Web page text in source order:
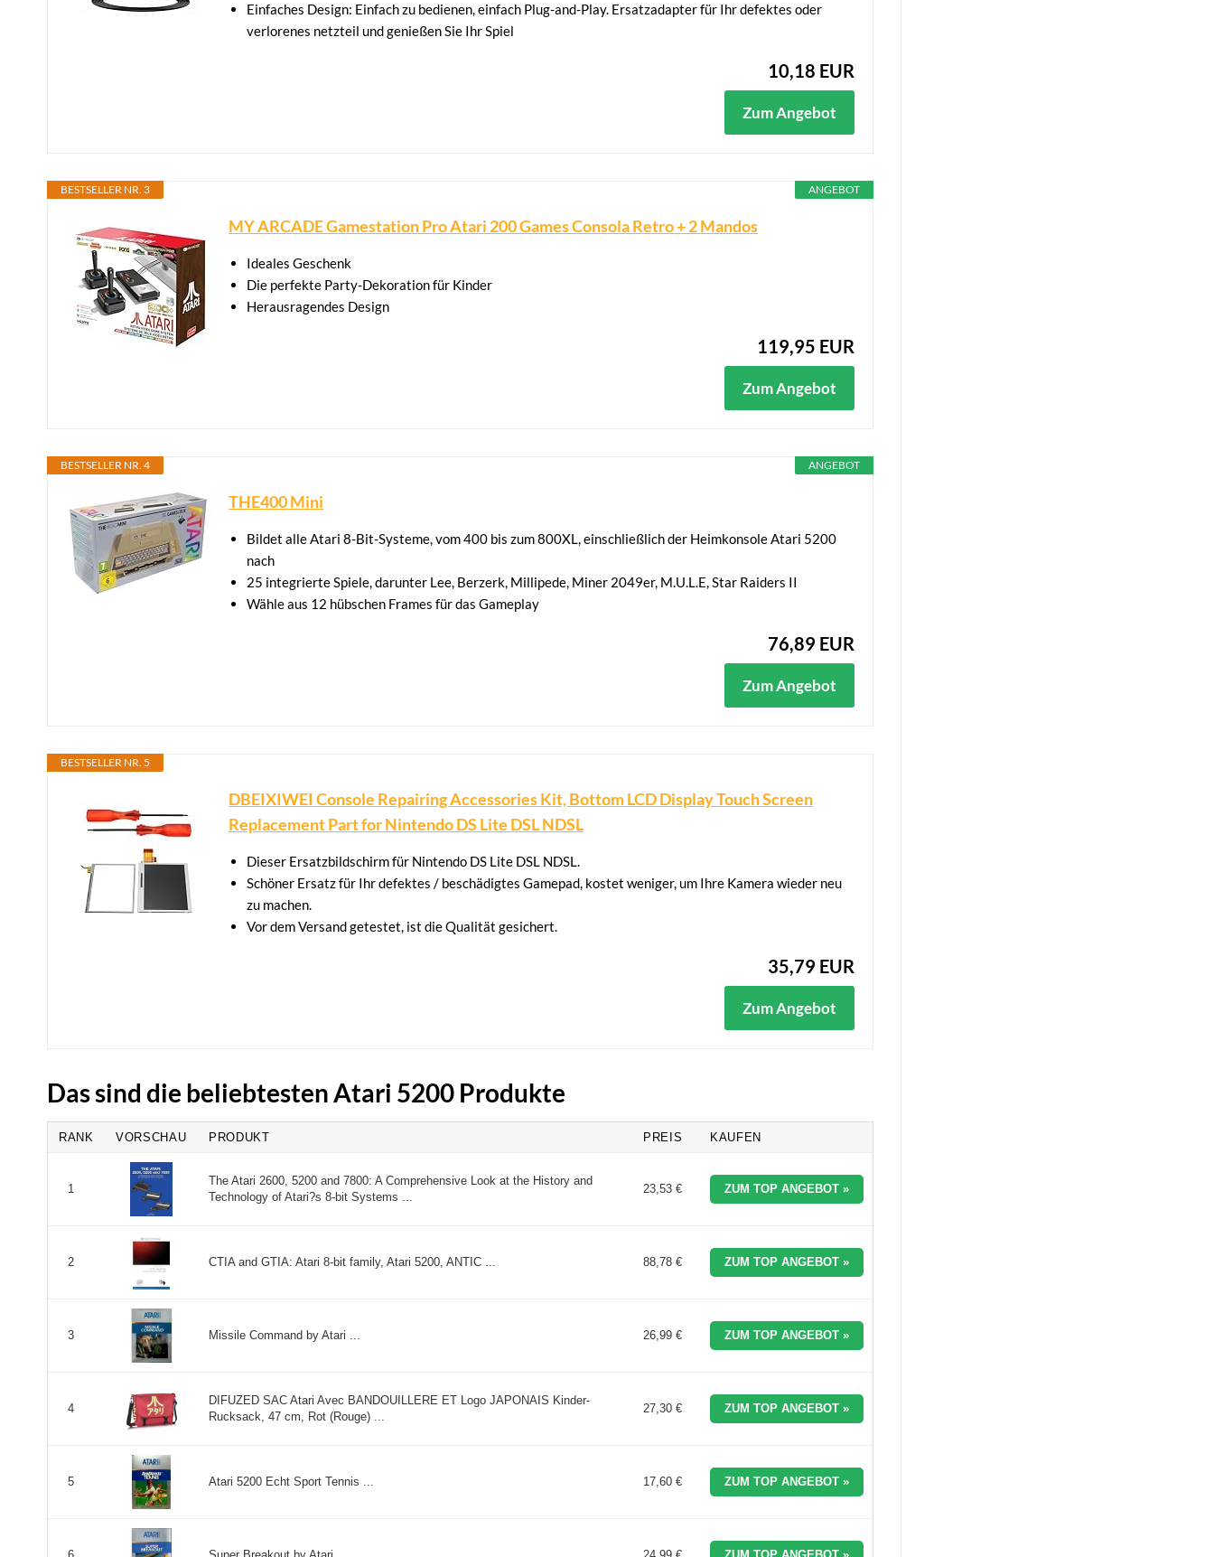
Einfaches Design: Einfach zu bedienen, einfach Plug-and-Play. Ersatzadapter für Ihr defektes oder
verlorenes netzteil und genießen Sie Ihr Spiel
10,18 EUR
Zum Angebot
ANGEBOT
BESTSELLER NR. 3
MY ARCADE Gamestation Pro Atari 200 Games Consola Retro + 2 Mandos
Ideales Geschenk
Die perfekte Party-Dekoration für Kinder
Herausragendes Design
119,95 EUR
Zum Angebot
ANGEBOT
BESTSELLER NR. 4
THE400 Mini
Bildet alle Atari 8-Bit-Systeme, vom 400 bis zum 800XL, einschließlich der Heimkonsole Atari 5200
nach
25 integrierte Spiele, darunter Lee, Berzerk, Millipede, Miner 2049er, M.U.L.E, Star Raiders II
Wähle aus 12 hübschen Frames für das Gameplay
76,89 EUR
Zum Angebot
BESTSELLER NR. 5
DBEIXIWEI Console Repairing Accessories Kit, Bottom LCD Display Touch Screen
Replacement Part for Nintendo DS Lite DSL NDSL
Dieser Ersatzbildschirm für Nintendo DS Lite DSL NDSL.
Schöner Ersatz für Ihr defektes / beschädigtes Gamepad, kostet weniger, um Ihre Kamera wieder neu
zu machen.
Vor dem Versand getestet, ist die Qualität gesichert.
35,79 EUR
Zum Angebot
Das sind die beliebtesten Atari 5200 Produkte
RANK VORSCHAU PRODUKT PREIS KAUFEN
1
The Atari 2600, 5200 and 7800: A Comprehensive Look at the History and
Technology of Atari?s 8-bit Systems ...
23,53 € ZUM TOP ANGEBOT »
2 CTIA and GTIA: Atari 8-bit family, Atari 5200, ANTIC ... 88,78 € ZUM TOP ANGEBOT »
3 Missile Command by Atari ... 26,99 € ZUM TOP ANGEBOT »
4
DIFUZED SAC Atari Avec BANDOUILLERE ET Logo JAPONAIS Kinder-
Rucksack, 47 cm, Rot (Rouge) ...
27,30 € ZUM TOP ANGEBOT »
5 Atari 5200 Echt Sport Tennis ... 17,60 € ZUM TOP ANGEBOT »